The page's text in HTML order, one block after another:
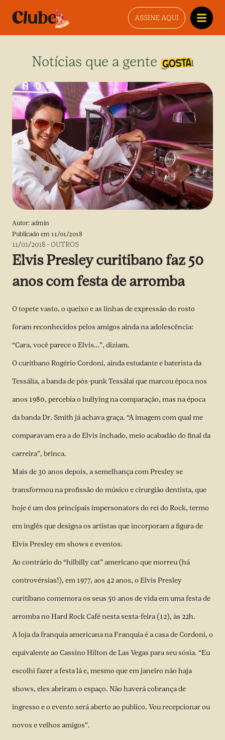
ASSINE AQUI
Notícias que a gente gosta
Autor: admin
Publicado em 11/01/2018
11/01/2018 -OUTROS
Elvis Presley curitibano faz 50
anos com festa de arromba
O topete vasto, o queixo e as linhas de expressão do rosto
foram reconhecidos pelos amigos ainda na adolescência:
“Cara, você parece o Elvis…”, diziam.
O curitbano Rogério Cordoni, ainda estudante e baterista da
Tessália, a banda de pós-punk Tessálai que marcou época nos
anos 1980, percebia o bullying na comparação, mas na época
da banda Dr. Smith já achava graça. “A imagem com qual me
comparavam era a do Elvis inchado, meio acabadão do final da
carreira”, brinca.
Mais de 30 anos depois, a semelhança com Presley se
transformou na profissão do músico e cirurgião dentista, que
hoje é um dos principais impersonators do rei do Rock, termo
em inglês que designa os artistas que incorporam a figura de
Elvis Presley em shows e eventos.
Ao contrário do “hilbilly cat” americano que morreu (há
controvérsias!), em 1977, aos 42 anos, o Elvis Presley
curitibano comemora os seus 50 anos de vida em uma festa de
arromba no Hard Rock Café nesta sexta-feira (12), às 22h.
A loja da franquia americana na Franquia é a casa de Cordoni, o
equivalente ao Cassino Hilton de Las Vegas para seu sósia. “Eu
escolhi fazer a festa lá e, mesmo que em janeiro não haja
shows, eles abriram o espaço. Não haverá cobrança de
ingresso e o evento será aberto ao publico. Vou recepcionar ou
novos e velhos amigos”.